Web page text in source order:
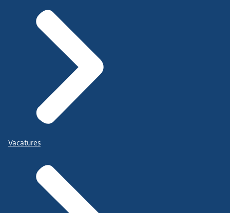
Vacatures